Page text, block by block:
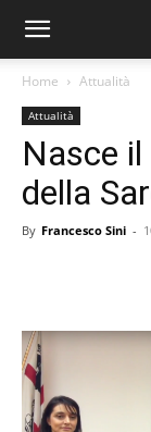
Home Attualità
Attualità
Nasce
della
By Francesco Sini -